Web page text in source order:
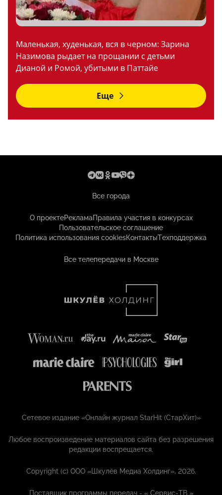
Маленькая, худенькая, вся в черном: Зарина
Назимова рыдает на прощании с детьми
Дианой и Ромой, убитыми в Паттайе
Еще
Все города
О проектеРекламаПравила участия в конкурсах
Пользовательское соглашение
Политика использования cookiesКонтактыТехподдержка
Все телепередачи в Москве
Сетевое издание «Онлайн журнал StarHit (СтарХит)»
Любое воспроизведение материалов сайта без разрешения
редакции воспрещается.
Copyright (с) ООО «Шкулёв Медиа Холдинг», 2026.
Поставщик программы передач - «Сервис-ТВ »